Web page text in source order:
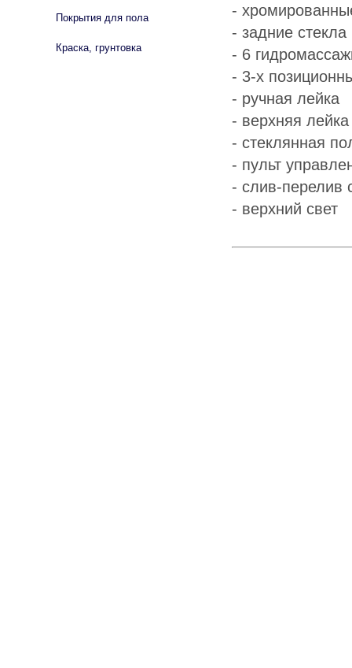
-
- задние
- 6
- 3-х
- ручная лейка
- верхняя
- стеклянная
- пульт
- слив-перелив
- верхний свет
Покрытия для пола
Краска, грунтовка